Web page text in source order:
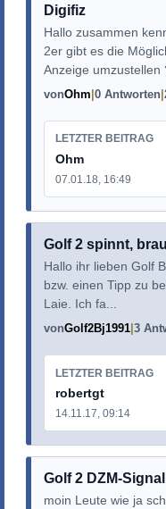
Digifiz
Hallo zusammen
2er gibt es die
Anzeige umzustellen
vonOhm 0 Antworten
LETZTER BEITRAG
Ohm
07.01.18, 16:49
Golf 2 spinnt,
Hallo ihr lieben Golf
bzw. einen Tipp zu
Laie. Ich fa...
vonGolf2Bj1991 3
LETZTER BEITRAG
robertgt
14.11.17, 09:14
Golf 2 DZM-
moin Leute wie ja